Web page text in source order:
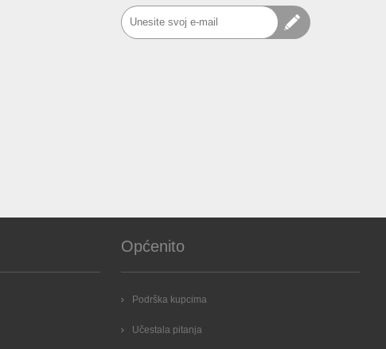
Općenito
Podrška kupcima
Učestala pitanja